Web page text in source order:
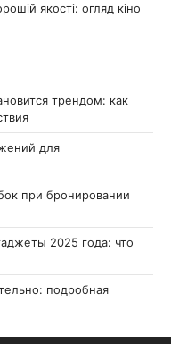
якості: огляд кіно
трендом: как
для
при бронировании
2025 года: что
подробная